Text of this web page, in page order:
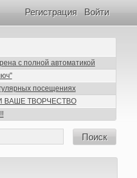
Войти
Регистрация
с полной автоматикой
посещениях
ВАШЕ ТВОРЧЕСТВО
Поиск